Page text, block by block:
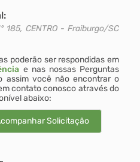
185, CENTRO - Fraiburgo/SC
poderão ser respondidas em
e nas nossas Perguntas
assim você não encontrar o
contato conosco através do
abaixo:
Solicitação